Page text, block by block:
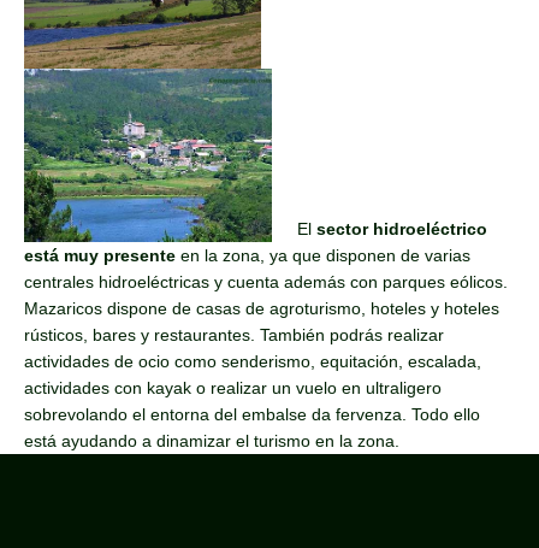
El sector hidroeléctrico
está muy presente en la zona, ya que disponen de varias
centrales hidroeléctricas y cuenta además con parques eólicos.
Mazaricos dispone de casas de agroturismo, hoteles y hoteles
rústicos, bares y restaurantes. También podrás realizar
actividades de ocio como senderismo, equitación, escalada,
actividades con kayak o realizar un vuelo en ultraligero
sobrevolando el entorna del embalse da fervenza. Todo ello
está ayudando a dinamizar el turismo en la zona.